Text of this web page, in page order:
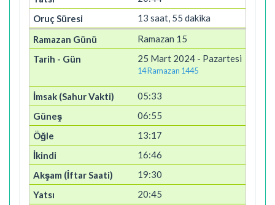
13 saat, 55 dakika
Ramazan 15
25 Mart 2024 - Pazartesi
14 Ramazan 1445
05:33
06:55
13:17
16:46
19:30
20:45